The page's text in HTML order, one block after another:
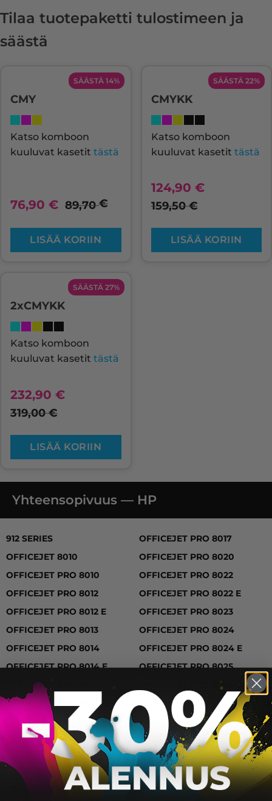
Tilaa tuotepaketti tulostimeen ja
säästä
SÄÄSTÄ 14%
CMY
Katso komboon
kuuluvat kasetit tästä
76,90 € 89,70€
LISÄÄ KORIIN
SÄÄSTÄ 22%
CMYKK
Katso komboon
kuuluvat kasetit tästä
124,90 €
159,50€
LISÄÄ KORIIN
SÄÄSTÄ 27%
2xCMYKK
Katso komboon
kuuluvat kasetit tästä
232,90 €
319,00€
LISÄÄ KORIIN
Yhteensopivuus — HP
912 SERIES
OFFICEJET 8010
OFFICEJET PRO 8010
OFFICEJET PRO 8012
OFFICEJET PRO 8012 E
OFFICEJET PRO 8013
OFFICEJET PRO 8014
OFFICEJET PRO 8014 E
OFFICEJET PRO 8015
OFFICEJET PRO 8015 E
OFFICEJET PRO 8017
OFFICEJET PRO 8020
OFFICEJET PRO 8022
OFFICEJET PRO 8022 E
OFFICEJET PRO 8023
OFFICEJET PRO 8024
OFFICEJET PRO 8024 E
OFFICEJET PRO 8025
OFFICEJET PRO 8025 E
Mustekasetit
Korkealaatuiset mustekasetit tuottavat
laadukkaita tulosteita ja huipputarkkoja
kuvia. Riittoisilla ja laadukkailla
mustekaseteillamme on kolmen vuoden